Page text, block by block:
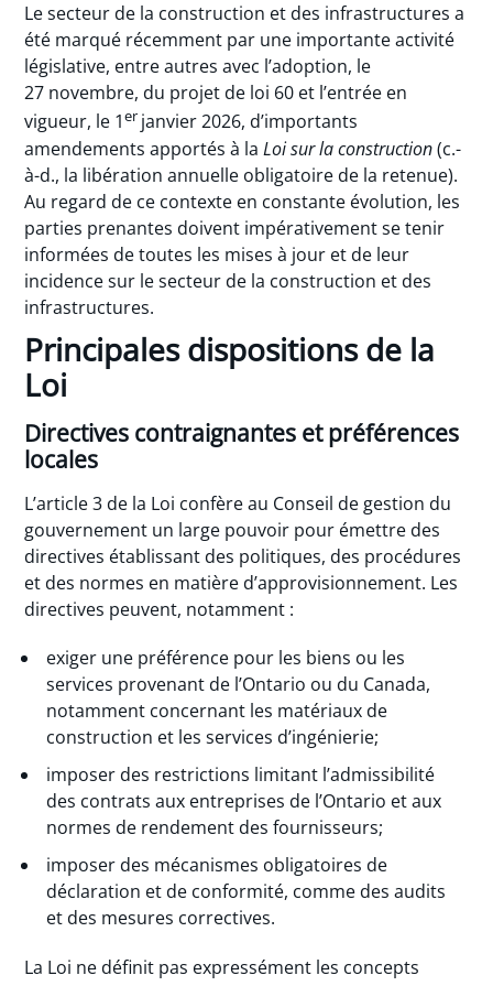
Le secteur de la construction et des infrastructures a
été marqué récemment par une importante activité
législative, entre autres avec l’adoption, le
27 novembre, du projet de loi 60 et l’entrée en
vigueur, le 1er janvier 2026, d’importants
amendements apportés à laLoi sur la construction(c.-
à-d., la libération annuelle obligatoire de la retenue).
Au regard de ce contexte en constante évolution, les
parties prenantes doivent impérativement se tenir
informées de toutes les mises à jour et de leur
incidence sur le secteur de la construction et des
infrastructures.
Principales dispositions de la
Loi
Directives contraignantes et préférences
locales
L’article 3 de la Loi confère au Conseil de gestion du
gouvernement un large pouvoir pour émettre des
directives établissant des politiques, des procédures
et des normes en matière d’approvisionnement. Les
directives peuvent, notamment :
exiger une préférence pour les biens ou les
services provenant de l’Ontario ou du Canada,
notamment concernant les matériaux de
construction et les services d’ingénierie;
imposer des restrictions limitant l’admissibilité
des contrats aux entreprises de l’Ontario et aux
normes de rendement des fournisseurs;
imposer des mécanismes obligatoires de
déclaration et de conformité, comme des audits
et des mesures correctives.
La Loi ne définit pas expressément les concepts